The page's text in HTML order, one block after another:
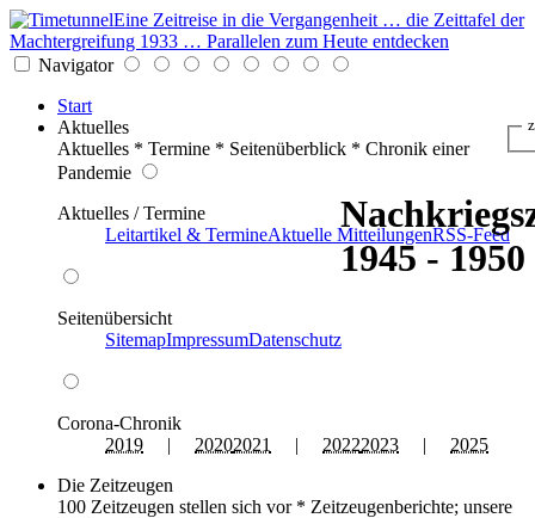
Eine Zeitreise in die Vergangenheit … die Zeittafel der
Machtergreifung 1933 … Parallelen zum Heute entdecken
Navigator
Start
Aktuelles
Aktuelles * Termine * Seitenüberblick * Chronik einer
Pandemie
Aktuelles / Termine
Leitartikel & TermineAktuelle MitteilungenRSS-Feed
Seitenübersicht
SitemapImpressumDatenschutz
Corona-Chronik
2019 | 20202021 | 20222023 | 2025
Die Zeitzeugen
100 Zeitzeugen stellen sich vor * Zeitzeugenberichte; unsere
1945 - 1950